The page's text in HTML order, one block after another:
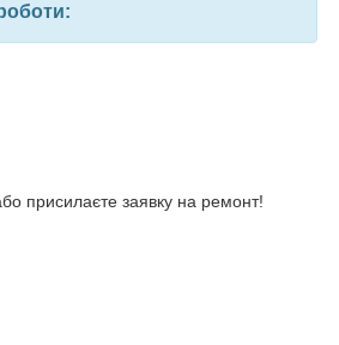
присилаєте заявку на ремонт!